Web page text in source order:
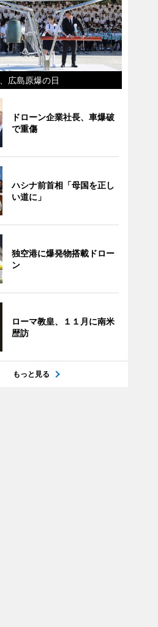
広島原爆の日
ドローン企業社長、車爆破
で重傷
ハシナ前首相「母国を正し
い道に」
独空港に爆発物搭載ドロー
ン
ローマ教皇、１１月に南米
歴訪
もっと見る